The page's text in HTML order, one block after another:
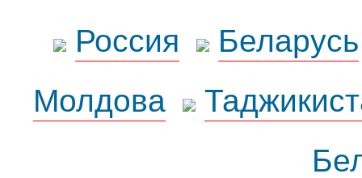
Россия
Беларусь
Молдова